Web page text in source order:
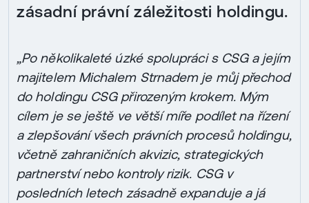
zásadní právní záležitosti holdingu.
„Po několikaleté úzké spolupráci s CSG a jejím
majitelem Michalem Strnadem je můj přechod
do holdingu CSG přirozeným krokem. Mým
cílem je se ještě ve větší míře podílet na řízení
a zlepšování všech právních procesů holdingu,
včetně zahraničních akvizic, strategických
partnerství nebo kontroly rizik. CSG v
posledních letech zásadně expanduje a já